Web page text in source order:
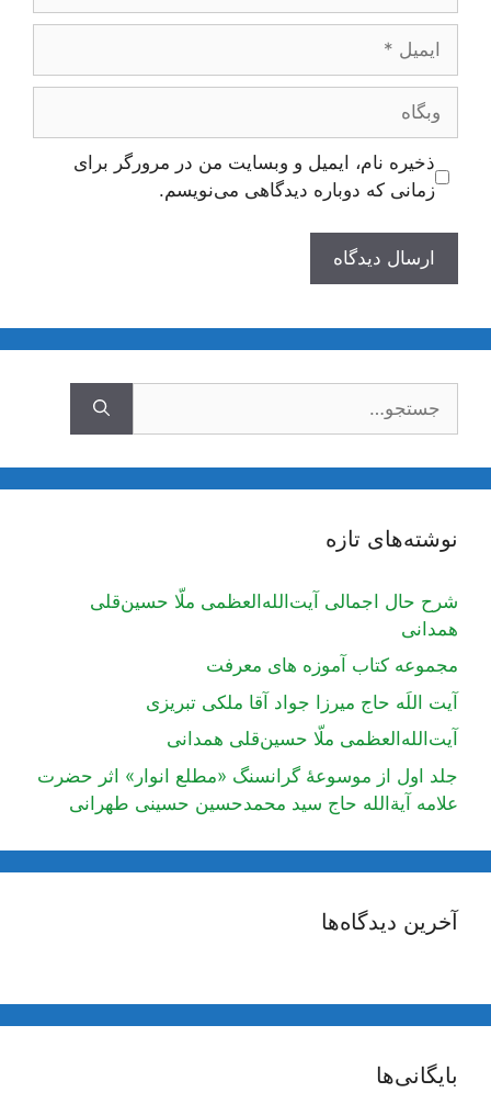
ایمیل
وبگاه
ذخیره نام، ایمیل و وبسایت من در مرورگر برای
زمانی که دوباره دیدگاهی می‌نویسم.
نوشته‌های تازه
شرح حال اجمالی آیت‌الله‌العظمی ملّا حسین‌قلی
همدانی
مجموعه کتاب آموزه های معرفت
آیت اللَه حاج میرزا جواد آقا ملکی تبریزی
آیت‌الله‌العظمی ملّا حسین‌قلی همدانی
جلد اول از موسوعۀ گرانسنگ «مطلع انوار» اثر حضرت
علامه آیة‌الله حاج سید محمدحسین حسینی طهرانی
آخرین دیدگاه‌ها
بایگانی‌ها